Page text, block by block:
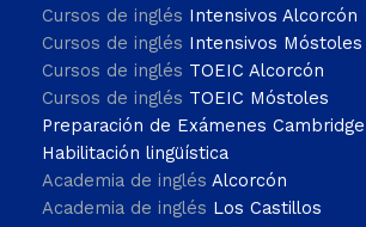
Cursos de inglés Intensivos Alcorcón
Cursos de inglés Intensivos Móstoles
Cursos de inglés TOEIC Alcorcón
Cursos de inglés TOEIC Móstoles
Preparación de Exámenes Cambridge
Habilitación lingüística
Academia de inglés Alcorcón
Academia de inglés Los Castillos